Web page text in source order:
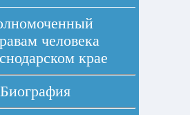
человека
крае
Биография